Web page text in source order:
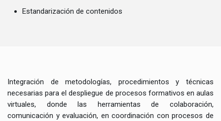
Estandarización de contenidos
Integración de metodologías, procedimientos y técnicas
necesarias para el despliegue de procesos formativos en aulas
virtuales, donde las herramientas de colaboración,
comunicación y evaluación, en coordinación con procesos de